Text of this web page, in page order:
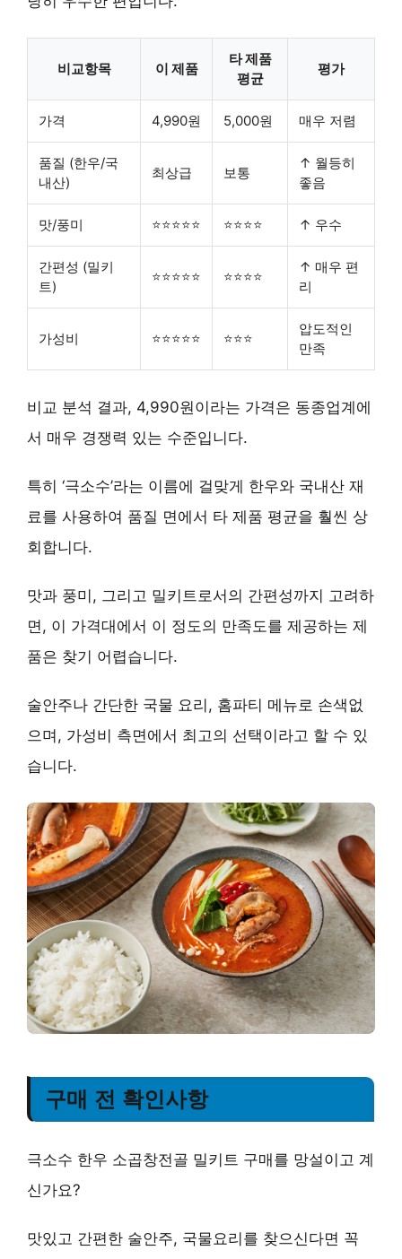
비교항목 이 제품
타 제품
평균
평가
가격 4,990원 5,000원 매우 저렴
품질 (한우/국
내산)
최상급 보통
↑ 월등히
좋음
맛/풍미 ⭐⭐⭐⭐⭐ ⭐⭐⭐⭐ ↑ 우수
간편성 (밀키
트)
⭐⭐⭐⭐⭐ ⭐⭐⭐⭐
↑ 매우 편
리
가성비 ⭐⭐⭐⭐⭐ ⭐⭐⭐
압도적인
만족
비교 분석 결과, 4,990원이라는 가격은 동종업계에
서 매우 경쟁력 있는 수준입니다.
특히 ‘극소수’라는 이름에 걸맞게 한우와 국내산 재
료를 사용하여 품질 면에서 타 제품 평균을 훨씬 상
회합니다.
맛과 풍미, 그리고 밀키트로서의 간편성까지 고려하
면, 이 가격대에서 이 정도의 만족도를 제공하는 제
품은 찾기 어렵습니다.
술안주나 간단한 국물 요리, 홈파티 메뉴로 손색없
으며, 가성비 측면에서 최고의 선택이라고 할 수 있
습니다.
구매 전 확인사항
극소수 한우 소곱창전골 밀키트 구매를 망설이고 계
신가요?
맛있고 간편한 술안주, 국물요리를 찾으신다면 꼭